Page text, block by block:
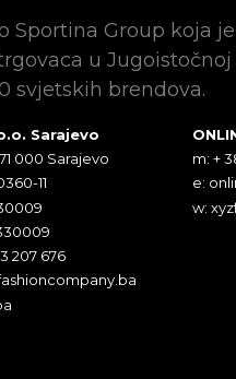
Sportina Group koja
u Jugoistočnoj
svjetskih brendova.
Sarajevo
000 Sarajevo
11
207 676
m: +
e:
w: